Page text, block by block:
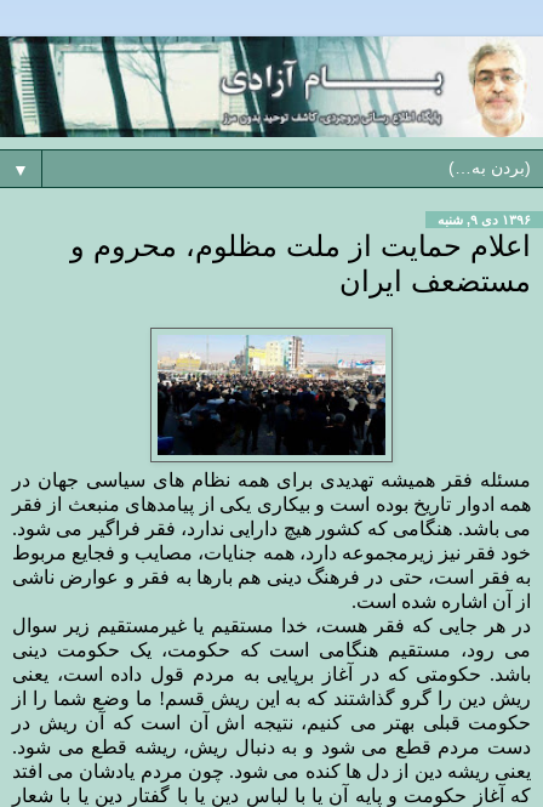
▼
۱۳۹۶ دی ۹, شنبه
اعلام حمایت از ملت مظلوم، محروم و
مستضعف ایران
مسئله فقر همیشه تهدیدی برای همه نظام های سیاسی جهان در
همه ادوار تاریخ بوده است و بیکاری یکی از پیامدهای منبعث از فقر
می باشد. هنگامی که کشور هیچ دارایی ندارد، فقر فراگیر می شود.
خود فقر نیز زیرمجموعه دارد، همه جنایات، مصایب و فجایع مربوط
به فقر است، حتی در فرهنگ دینی هم بارها به فقر و عوارض ناشی
از آن اشاره شده است.
در هر جایی که فقر هست، خدا مستقیم یا غیرمستقیم زیر سوال
می رود، مستقیم هنگامی است که حکومت، یک حکومت دینی
باشد. حکومتی که در آغاز برپایی به مردم قول داده است، یعنی
ریش دین را گرو گذاشتند که به این ریش قسم! ما وضع شما را از
حکومت قبلی بهتر می کنیم، نتیجه اش آن است که آن ریش در
دست مردم قطع می شود و به دنبال ریش، ریشه قطع می شود.
یعنی ریشه دین از دل ها کنده می شود. چون مردم یادشان می افتد
که آغاز حکومت و پایه آن یا با لباس دین یا با گفتار دین یا با شعار